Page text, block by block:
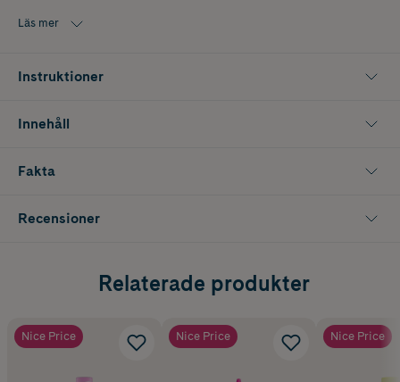
behaglig på huden, smetar inte ut och lägger sig inte i fina linjer. Med
Läs mer
Instruktioner
Innehåll
Fakta
Recensioner
Relaterade produkter
Nice Price Nice Price Nice Price